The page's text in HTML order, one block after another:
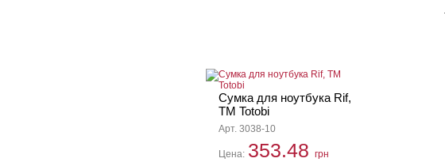
Сумка для ноутбука Rif,
TM Totobi
Арт. 3038-10
Цена: 353.48 грн